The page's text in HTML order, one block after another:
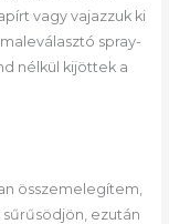
vagy vajazzuk ki
spray-
nélkül kijöttek a
összemelegítem,
sűrűsödjön, ezután